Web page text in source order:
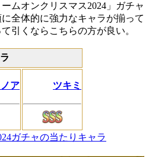
ムオンクリスマス2024」ガチャ
全体的に強力なキャラが揃って
引くならこちらの方が良い。
ア ツキミ
ガチャの当たりキャラ